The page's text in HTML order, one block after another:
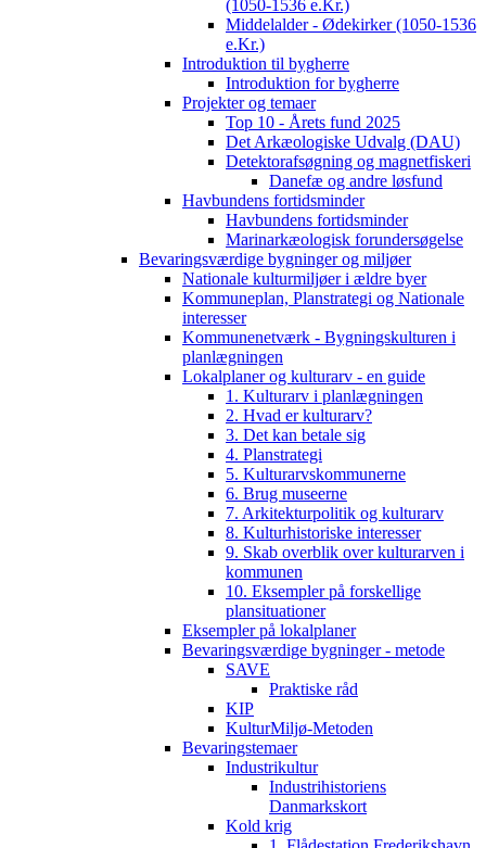
(1050-1536 e.Kr.)
Middelalder - Ødekirker (1050-1536
e.Kr.)
Introduktion til bygherre
Introduktion for bygherre
Projekter og temaer
Top 10 - Årets fund 2025
Det Arkæologiske Udvalg (DAU)
Detektorafsøgning og magnetfiskeri
Danefæ og andre løsfund
Havbundens fortidsminder
Havbundens fortidsminder
Marinarkæologisk forundersøgelse
Bevaringsværdige bygninger og miljøer
Nationale kulturmiljøer i ældre byer
Kommuneplan, Planstrategi og Nationale
interesser
Kommunenetværk - Bygningskulturen i
planlægningen
Lokalplaner og kulturarv - en guide
1. Kulturarv i planlægningen
2. Hvad er kulturarv?
3. Det kan betale sig
4. Planstrategi
5. Kulturarvskommunerne
6. Brug museerne
7. Arkitekturpolitik og kulturarv
8. Kulturhistoriske interesser
9. Skab overblik over kulturarven i
kommunen
10. Eksempler på forskellige
plansituationer
Eksempler på lokalplaner
Bevaringsværdige bygninger - metode
SAVE
Praktiske råd
KIP
KulturMiljø-Metoden
Bevaringstemaer
Industrikultur
Industrihistoriens
Danmarkskort
Kold krig